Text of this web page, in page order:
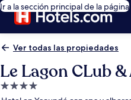
Ir a la sección principal de la página
Ver todas las propiedades
Le Lagon CLub
Propiedad